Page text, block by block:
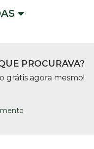
PROCURAVA?
grátis agora mesmo!